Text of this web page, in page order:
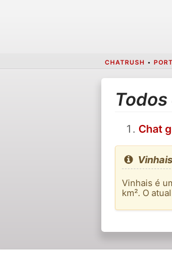
CHATRUSH •
Chat
Vinhais
Vinhais é
km². O